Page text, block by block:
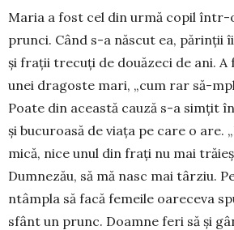
Maria a fost cel din urmă copil într-
prunci. Când s-a născut ea, părinții
și frații tre­cuți de douăzeci de ani.
unei dragoste mari, „cum rar să-
Poate din această cauză s-a simțit
și bucuroasă de viața pe care o are.
mică, nice unul din frați nu mai
Dumnezău, să mă nasc mai târ­ziu.
ntâmpla să facă femeile oare­ceva
sfânt un prunc. Doamne feri să și